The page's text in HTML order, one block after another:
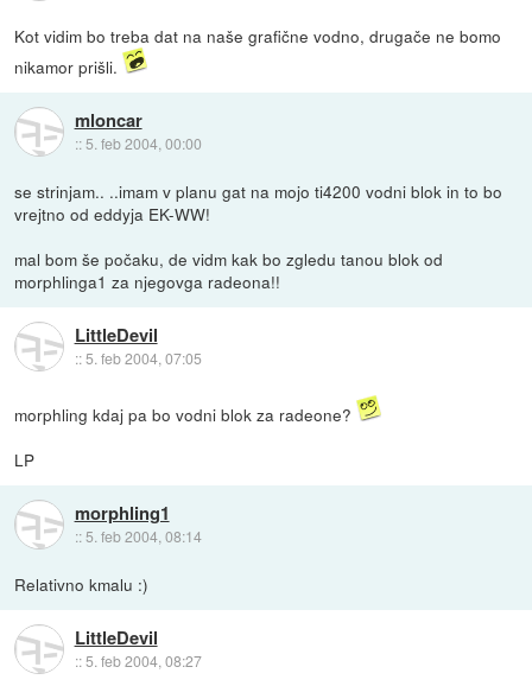
Kot vidim bo treba dat na naše grafične vodno, drugače ne bomo
nikamor prišli.
mloncar
:: 5. feb 2004, 00:00
se strinjam.. ..imam v planu gat na mojo ti4200 vodni blok in to bo
vrejtno od eddyja EK-WW!
mal bom še počaku, de vidm kak bo zgledu tanou blok od
morphlinga1 za njegovga radeona!!
LittleDevil
::5. feb 2004, 07:05
morphling kdaj pa bo vodni blok za radeone?
LP
morphling1
:: 5. feb 2004, 08:14
Relativno kmalu :)
LittleDevil
::5. feb 2004, 08:27